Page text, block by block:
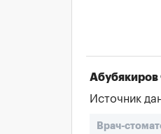
Источник
Врач-